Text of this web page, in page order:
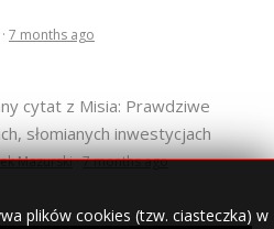
· 7 months ago
cytat z Misia: Prawdziwe
słomianych inwestycjach
Mazurski·7 months ago
plików cookies (tzw. ciasteczka) w